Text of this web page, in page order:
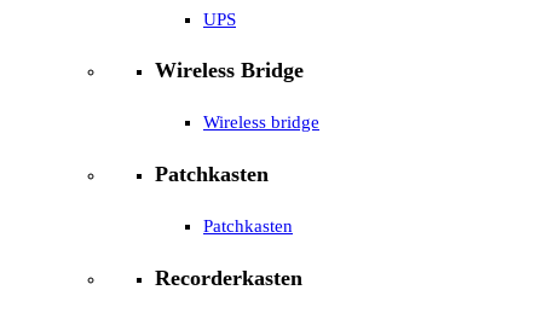
UPS
Wireless Bridge
Wireless bridge
Patchkasten
Patchkasten
Recorderkasten